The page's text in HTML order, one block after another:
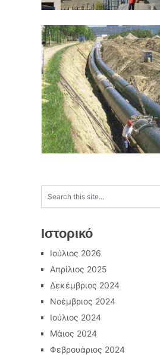
Ιστορικό
Ιούλιος 2026
Απρίλιος 2025
Δεκέμβριος 2024
Νοέμβριος 2024
Ιούλιος 2024
Μάιος 2024
Φεβρουάριος 2024